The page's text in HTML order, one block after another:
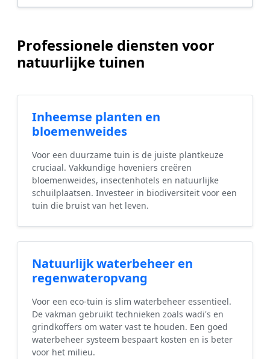
Professionele diensten voor
natuurlijke tuinen
Inheemse planten en
bloemenweides
Voor een duurzame tuin is de juiste plantkeuze
cruciaal. Vakkundige hoveniers creëren
bloemenweides, insectenhotels en natuurlijke
schuilplaatsen. Investeer in biodiversiteit voor een
tuin die bruist van het leven.
Natuurlijk waterbeheer en
regenwateropvang
Voor een eco-tuin is slim waterbeheer essentieel.
De vakman gebruikt technieken zoals wadi's en
grindkoffers om water vast te houden. Een goed
waterbeheer systeem bespaart kosten en is beter
voor het milieu.